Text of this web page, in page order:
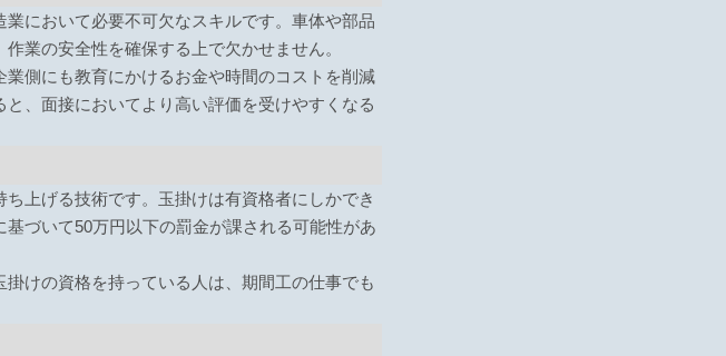
において必要不可欠なスキルです。車体や部品
業の安全性を確保する上で欠かせません。
側にも教育にかけるお金や時間のコストを削減
、面接においてより高い評価を受けやすくなる
上げる技術です。玉掛けは有資格者にしかでき
づいて50万円以下の罰金が課される可能性があ
けの資格を持っている人は、期間工の仕事でも